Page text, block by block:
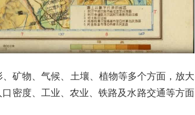
矿物、气候、土壤、植物等多个方面，放大
密度、工业、农业、铁路及水路交通等方面